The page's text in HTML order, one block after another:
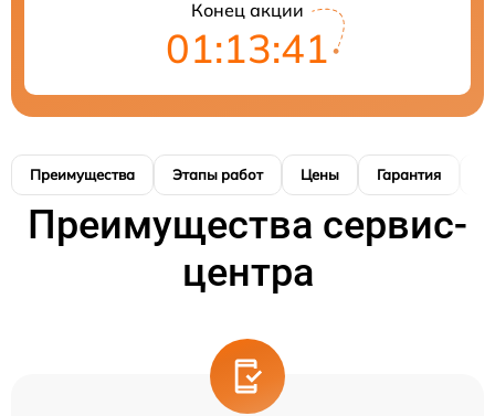
Конец акции
01:13:40
Преимущества Этапы работ Цены Гарантия
Преимущества сервис-
центра